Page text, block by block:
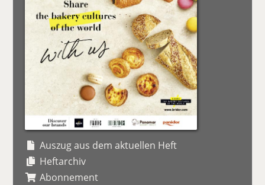
Auszug aus dem aktuellen Heft
Heftarchiv
Abonnement